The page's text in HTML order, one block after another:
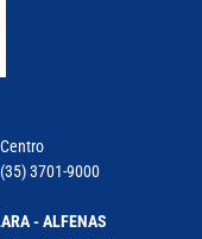
3701-9000
- ALFENAS